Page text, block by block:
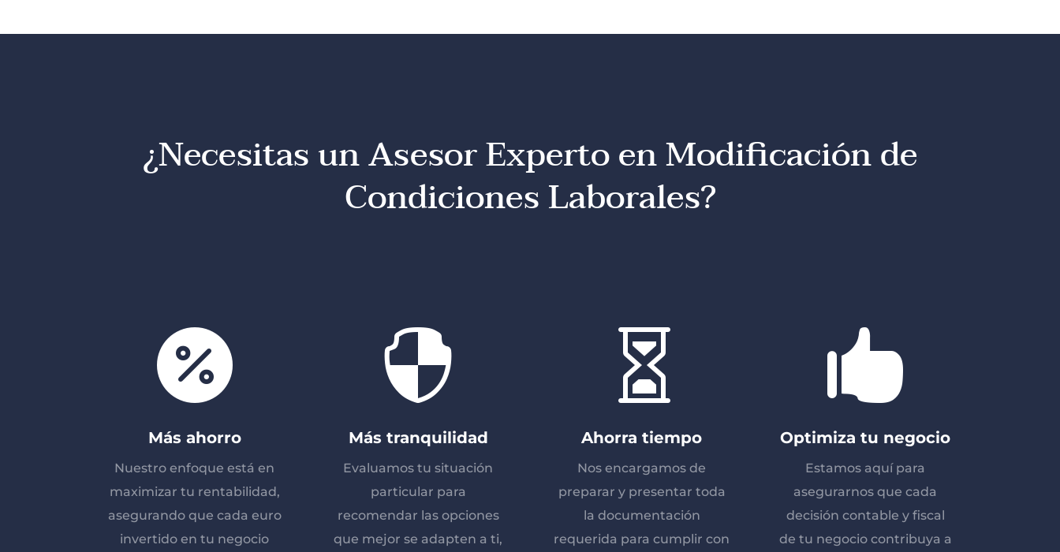
¿Necesitas un Asesor Experto en Modificación de
Condiciones Laborales?

Más ahorro
Nuestro enfoque está en
maximizar tu rentabilidad,
asegurando que cada euro
invertido en tu negocio

Más tranquilidad
Evaluamos tu situación
particular para
recomendar las opciones
que mejor se adapten a ti,

Ahorra tiempo
Nos encargamos de
preparar y presentar toda
la documentación
requerida para cumplir con

Optimiza tu negocio
Estamos aquí para
asegurarnos que cada
decisión contable y fiscal
de tu negocio contribuya a